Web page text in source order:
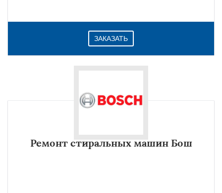
ЗАКАЗАТЬ
Ремонт стиральных машин Бош